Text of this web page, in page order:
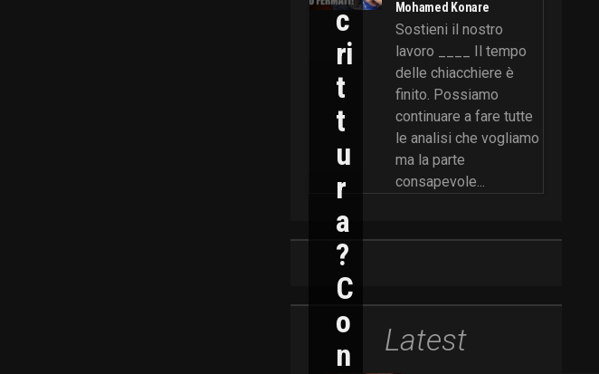
Mohamed Konare
Sostieni il nostro
lavoro ____ Il tempo
delle chiacchiere è
finito. Possiamo
continuare a fare tutte
le analisi che vogliamo
ma la parte
consapevole...
Latest
C
Ri
T
T
U
R
A
?
C
O
N